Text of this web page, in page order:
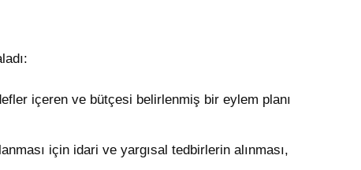
içeren ve bütçesi belirlenmiş bir eylem planı
için idari ve yargısal tedbirlerin alınması,